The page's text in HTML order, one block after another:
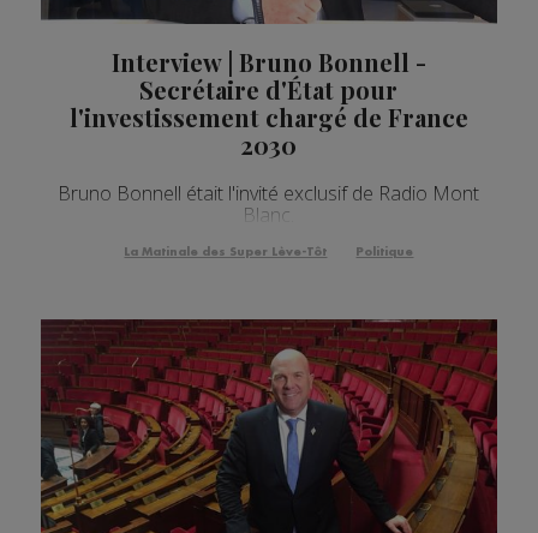
Interview | Bruno Bonnell -
Secrétaire d'État pour
l'investissement chargé de France
2030
Bruno Bonnell était l'invité exclusif de Radio Mont
Blanc.
La Matinale des Super Lève-Tôt Politique